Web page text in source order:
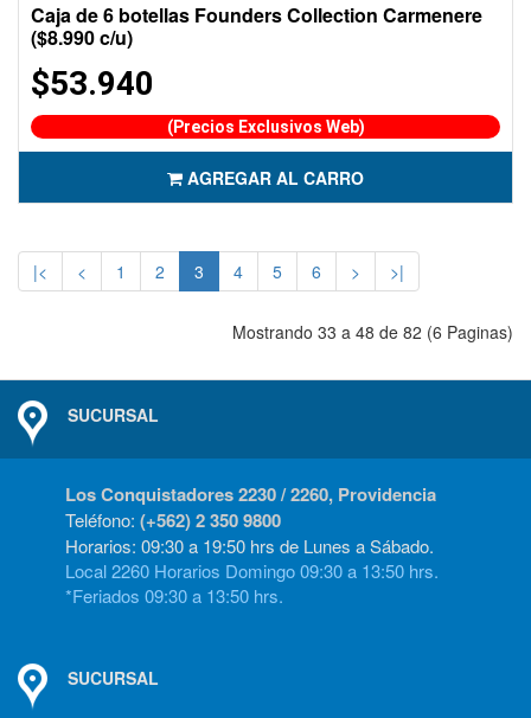
Caja de 6 botellas Founders Collection Carmenere
($8.990 c/u)
$53.940
(Precios Exclusivos Web)
AGREGAR AL CARRO
|< < 1 2 3 4 5 6 > >|
Mostrando 33 a 48 de 82 (6 Paginas)
SUCURSAL
Los Conquistadores 2230 / 2260, Providencia
Teléfono: (+562) 2 350 9800
Horarios: 09:30 a 19:50 hrs de Lunes a Sábado.
Local 2260 Horarios Domingo 09:30 a 13:50 hrs.
*Feriados 09:30 a 13:50 hrs.
SUCURSAL